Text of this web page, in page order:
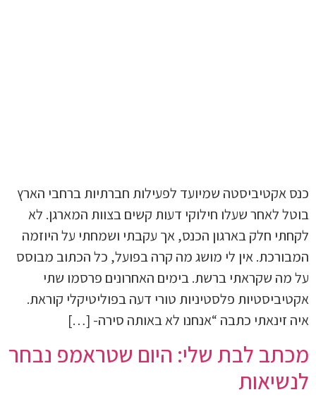
כנס אקטיביסטה שמיועד לפעילות חברתיות ברחבי הארץ
בוטל לאחר שעלו חילוקי דעות קשים בצוות המארגן. לא
לקחתי חלק בארגון הכנס, אך עקבתי ושמחתי על היוזמה
המבורכת. אין לי מושג מה קרה בפועל, כל הכתוב מבוסס
על מה שקראתי ברשת. בימים האחרונים פרסמו שתי
אקטיביסטיות פלסטיניות טורי דעה בפוליטיקלי קוראת.
איה זינאתי כתבה “אנחנו לא באותה סירה- […]
מכתב לבת שלי: היום שטראמפ נבחר
לנשיאות